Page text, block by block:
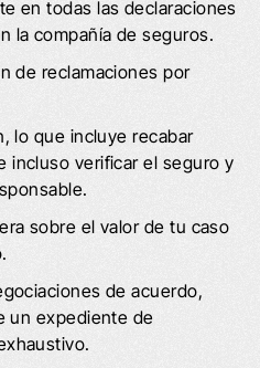
en todas las declaraciones
la compañía de seguros.
de reclamaciones por
lo que incluye recabar
incluso verificar el seguro y
sobre el valor de tu caso
de acuerdo,
un expediente de